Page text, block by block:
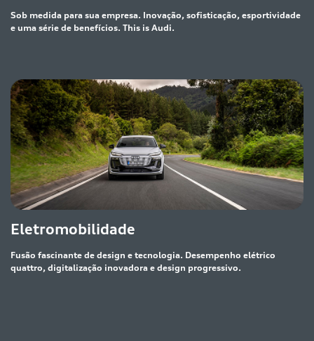
Sob medida para sua empresa. Inovação, sofisticação, esportividade
e uma série de benefícios. This is Audi.
Eletromobilidade
Fusão fascinante de design e tecnologia. Desempenho elétrico
quattro, digitalização inovadora e design progressivo.